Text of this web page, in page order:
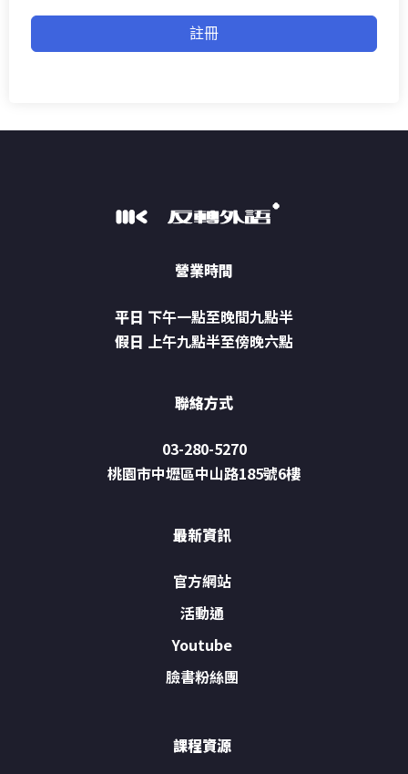
註冊
營業時間
平日 下午一點至晚間九點半
假日 上午九點半至傍晚六點
聯絡方式
03-280-5270
桃園市中壢區中山路185號6樓
最新資訊
官方網站
活動通
Youtube
臉書粉絲團
課程資源